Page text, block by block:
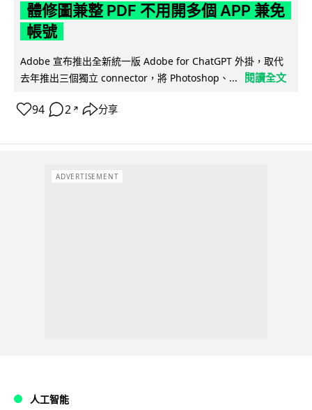
體修圖兼整 PDF 不用開多個 APP 兼免
帳號
Adobe 宣布推出全新統一版 Adobe for ChatGPT 外掛，取代
去年推出三個獨立 connector，將 Photoshop、...
閱讀全文
94 2 ↗ 分享
ADVERTISEMENT
人工智能